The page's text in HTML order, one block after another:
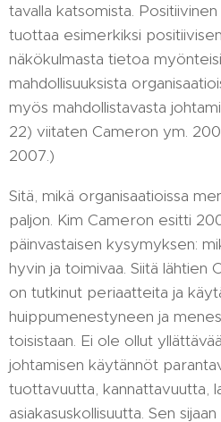
tavalla katsomista.
tuottaa esimerkiksi
näkökulmasta tietoa
mahdollisuuksista
myös mahdollistavasta
22) viitaten Cameron ym.
2007.)
Sitä, mikä organisaatioissa
paljon. Kim Cameron esitti
päinvastaisen kysymyksen:
hyvin ja toimivaa. Siitä lähtien
on tutkinut periaatteita ja
huippumenestyneen ja
toisistaan. Ei ole ollut
johtamisen käytännöt
tuottavuutta, kannattavuutta,
asiakasuskollisuutta. Sen